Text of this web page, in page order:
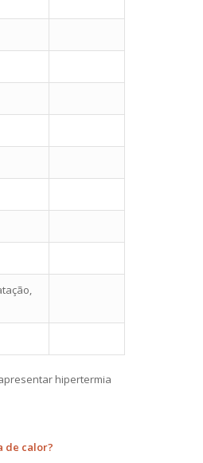
hipertermia
de calor?